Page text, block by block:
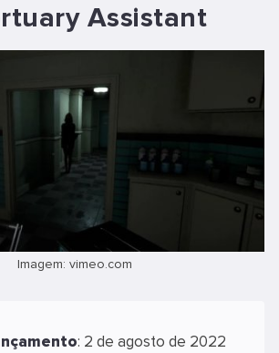
Assistant
Imagem: vimeo.com
: 2 de agosto de 2022